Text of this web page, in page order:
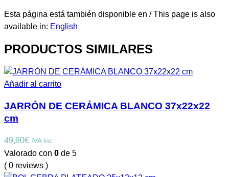
Esta página está también disponible en / This page is also
available in: English
PRODUCTOS SIMILARES
Añadir al carrito
JARRÓN DE CERÁMICA BLANCO 37x22x22
cm
49,90€ IVA inc
Valorado con 0 de 5
( 0 reviews )